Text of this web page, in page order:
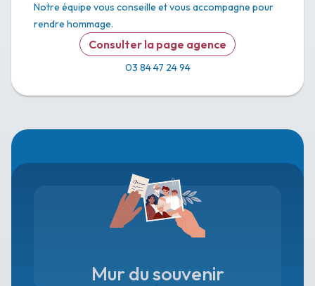
Notre équipe vous conseille et vous accompagne pour
rendre hommage.
Consulter la page agence
03 84 47 24 94
Mur du souvenir